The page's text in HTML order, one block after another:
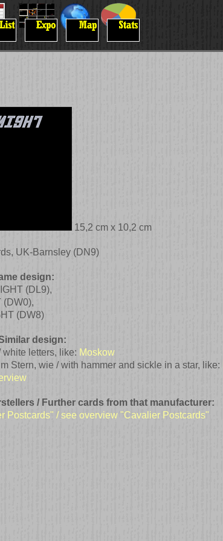
15,2 cm x 10,2 cm
UK-Barnsley (DN9)
design:
(DL9),
(DW0),
(DW8)
design:
letters, like: Moskow
Stern, wie / with hammer and sickle in a star, like:
/ Further cards from that manufacturer:
Postcards" / see overview "Cavalier Postcards"